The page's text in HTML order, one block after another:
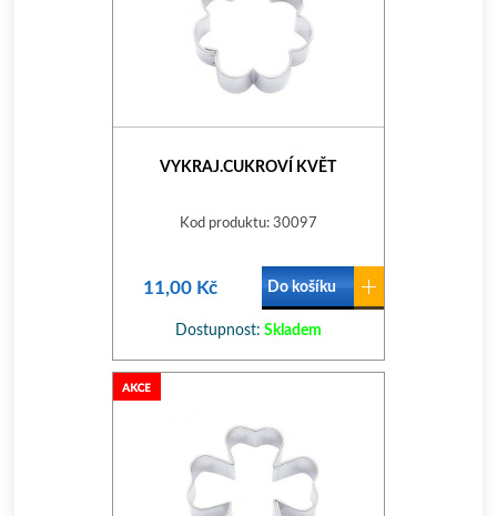
VYKRAJ.CUKROVÍ KVĚT
Kod produktu: 30097
11,00 Kč Do košíku
Dostupnost: Skladem